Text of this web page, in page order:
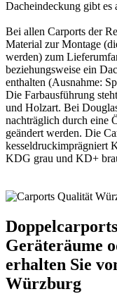
Dacheindeckung gibt es
Bei allen Carports der
Material zur Montage
werden) zum
beziehungsweise ein
enthalten (Ausnahme:
Die Farbausführung
und Holzart. Bei
nachträglich durch eine
geändert werden. Die
kesseldruckimprägniert
KDG grau und KD+
Geräteräume
erhalten Sie
Würzburg